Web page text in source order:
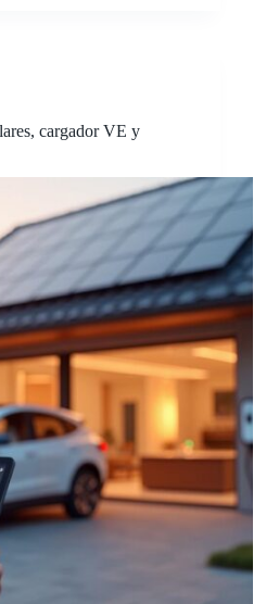
cargador VE y